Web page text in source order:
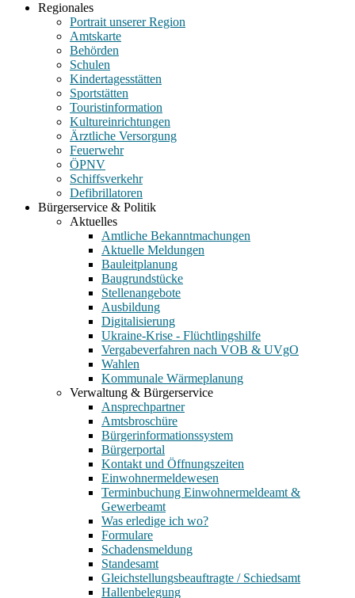
Regionales
Portrait unserer Region
Amtskarte
Behörden
Schulen
Kindertagesstätten
Sportstätten
Touristinformation
Kultureinrichtungen
Ärztliche Versorgung
Feuerwehr
ÖPNV
Schiffsverkehr
Defibrillatoren
Bürgerservice & Politik
Aktuelles
Amtliche Bekanntmachungen
Aktuelle Meldungen
Bauleitplanung
Baugrundstücke
Stellenangebote
Ausbildung
Digitalisierung
Ukraine-Krise - Flüchtlingshilfe
Vergabeverfahren nach VOB & UVgO
Wahlen
Kommunale Wärmeplanung
Verwaltung & Bürgerservice
Ansprechpartner
Amtsbroschüre
Bürgerinformationssystem
Bürgerportal
Kontakt und Öffnungszeiten
Einwohnermeldewesen
Terminbuchung Einwohnermeldeamt &
Gewerbeamt
Was erledige ich wo?
Formulare
Schadensmeldung
Standesamt
Gleichstellungsbeauftragte / Schiedsamt
Hallenbelegung